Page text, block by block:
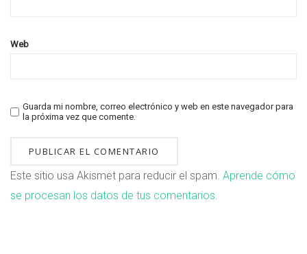
Web
Guarda mi nombre, correo electrónico y web en este navegador para
la próxima vez que comente.
Este sitio usa Akismet para reducir el spam. Aprende cómo
se procesan los datos de tus comentarios.